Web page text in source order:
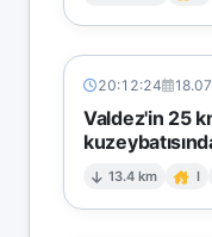
20:12:24
Valdez'in 25
13.4 km I